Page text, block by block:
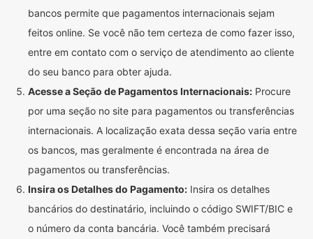
bancos permite que pagamentos internacionais sejam
feitos online. Se você não tem certeza de como fazer isso,
entre em contato com o serviço de atendimento ao cliente
do seu banco para obter ajuda.
Acesse a Seção de Pagamentos Internacionais: Procure
por uma seção no site para pagamentos ou transferências
internacionais. A localização exata dessa seção varia entre
os bancos, mas geralmente é encontrada na área de
pagamentos ou transferências.
Insira os Detalhes do Pagamento: Insira os detalhes
bancários do destinatário, incluindo o código SWIFT/BIC e
o número da conta bancária. Você também precisará